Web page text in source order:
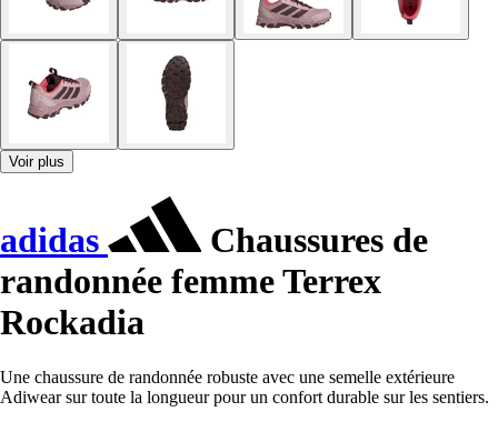
Voir plus
adidas
Chaussures de
randonnée femme Terrex
Rockadia
Une chaussure de randonnée robuste avec une semelle extérieure
Adiwear sur toute la longueur pour un confort durable sur les sentiers.